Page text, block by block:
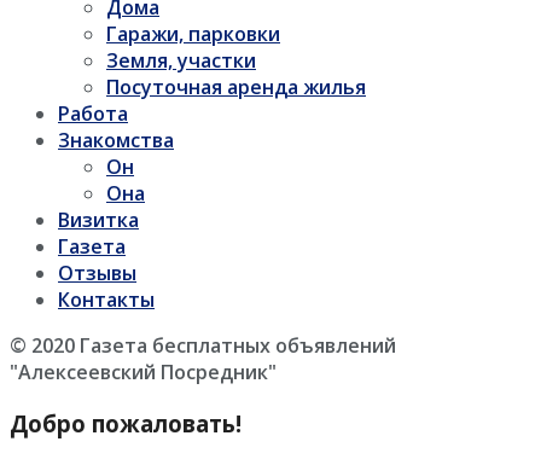
Дома
Гаражи, парковки
Земля, участки
Посуточная аренда жилья
Работа
Знакомства
Он
Она
Визитка
Газета
Отзывы
Контакты
© 2020 Газета бесплатных объявлений
"Алексеевский Посредник"
Добро пожаловать!